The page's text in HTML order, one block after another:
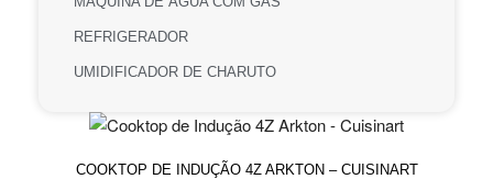
REFRIGERADOR
UMIDIFICADOR DE CHARUTO
COOKTOP DE INDUÇÃO 4Z ARKTON – CUISINART